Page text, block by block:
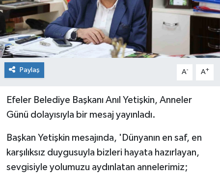
Paylaş A- A+
Efeler Belediye Başkanı Anıl Yetişkin, Anneler
Günü dolayısıyla bir mesaj yayınladı.
Başkan Yetişkin mesajında, 'Dünyanın en saf, en
karşılıksız duygusuyla bizleri hayata hazırlayan,
sevgisiyle yolumuzu aydınlatan annelerimiz;